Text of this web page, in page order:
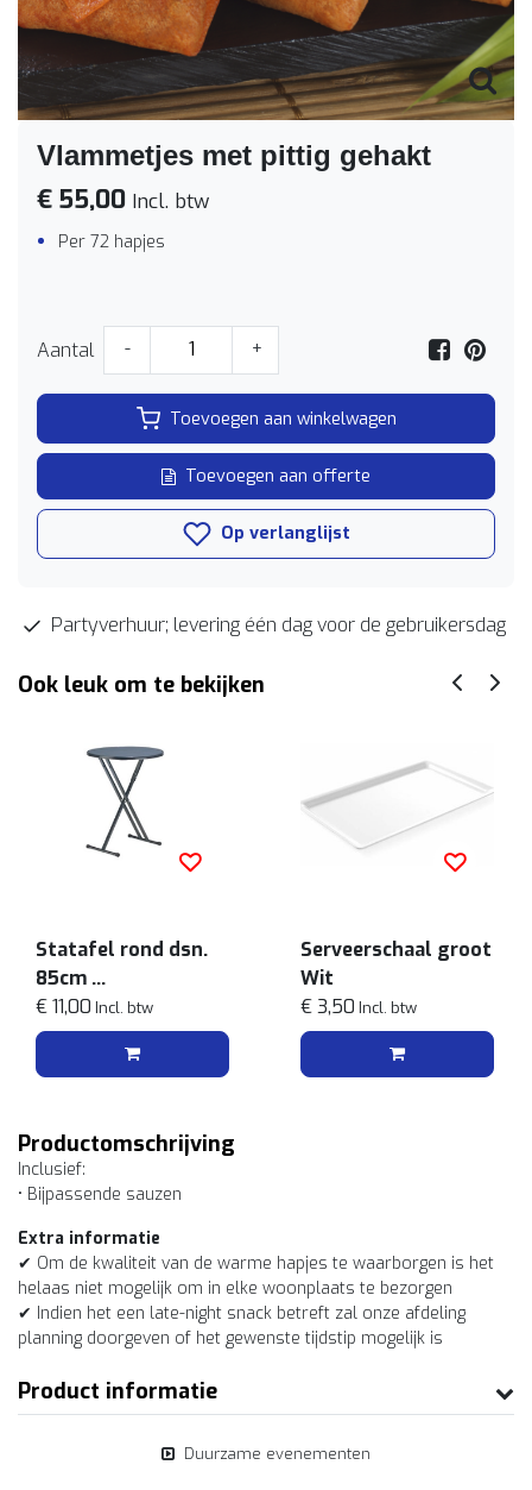
Vlammetjes met pittig gehakt
€ 55,00 Incl. btw
Per 72 hapjes
Aantal - +
Toevoegen aan winkelwagen
Toevoegen aan offerte
Op verlanglijst
Partyverhuur; levering één dag voor de gebruikersdag
Ook leuk om te bekijken
Statafel rond dsn.
85cm
Zwart/grijs
€ 11,00 Incl. btw
Serveerschaal groot
Wit
€ 3,50 Incl. btw
Productomschrijving
Inclusief:
• Bijpassende sauzen
Extra informatie
✔ Om de kwaliteit van de warme hapjes te waarborgen is het
helaas niet mogelijk om in elke woonplaats te bezorgen
✔ Indien het een late-night snack betreft zal onze afdeling
planning doorgeven of het gewenste tijdstip mogelijk is
Product informatie
Duurzame evenementen